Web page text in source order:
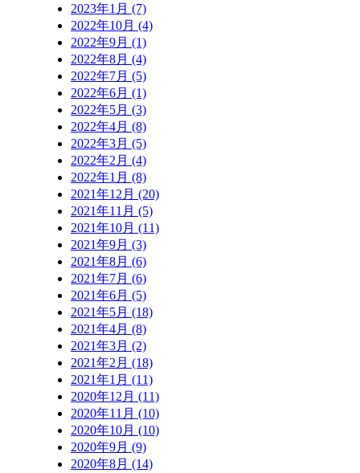
2023年1月 (7)
2022年10月 (4)
2022年9月 (1)
2022年8月 (4)
2022年7月 (5)
2022年6月 (1)
2022年5月 (3)
2022年4月 (8)
2022年3月 (5)
2022年2月 (4)
2022年1月 (8)
2021年12月 (20)
2021年11月 (5)
2021年10月 (11)
2021年9月 (3)
2021年8月 (6)
2021年7月 (6)
2021年6月 (5)
2021年5月 (18)
2021年4月 (8)
2021年3月 (2)
2021年2月 (18)
2021年1月 (11)
2020年12月 (11)
2020年11月 (10)
2020年10月 (10)
2020年9月 (9)
2020年8月 (14)